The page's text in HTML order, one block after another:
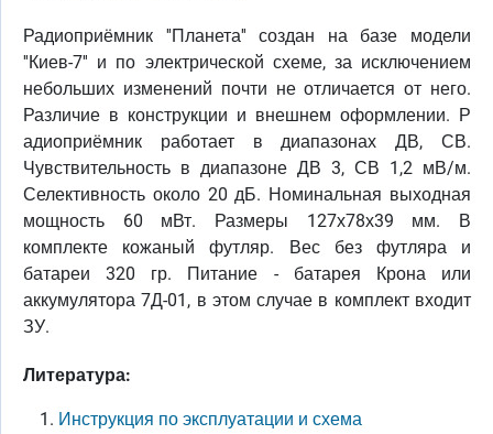
Радиоприёмник ''Планета'' создан на базе модели
''Киев-7'' и по электрической схеме, за исключением
небольших изменений почти не отличается от него.
Различие в конструкции и внешнем оформлении. Р
адиоприёмник работает в диапазонах ДВ, СВ.
Чувствительность в диапазоне ДВ 3, СВ 1,2 мВ/м.
Селективность около 20 дБ. Номинальная выходная
мощность 60 мВт. Размеры 127х78х39 мм. В
комплекте кожаный футляр. Вес без футляра и
батареи 320 гр. Питание - батарея Крона или
аккумулятора 7Д-01, в этом случае в комплект входит
ЗУ.
Литература:
Инструкция по эксплуатации и схема